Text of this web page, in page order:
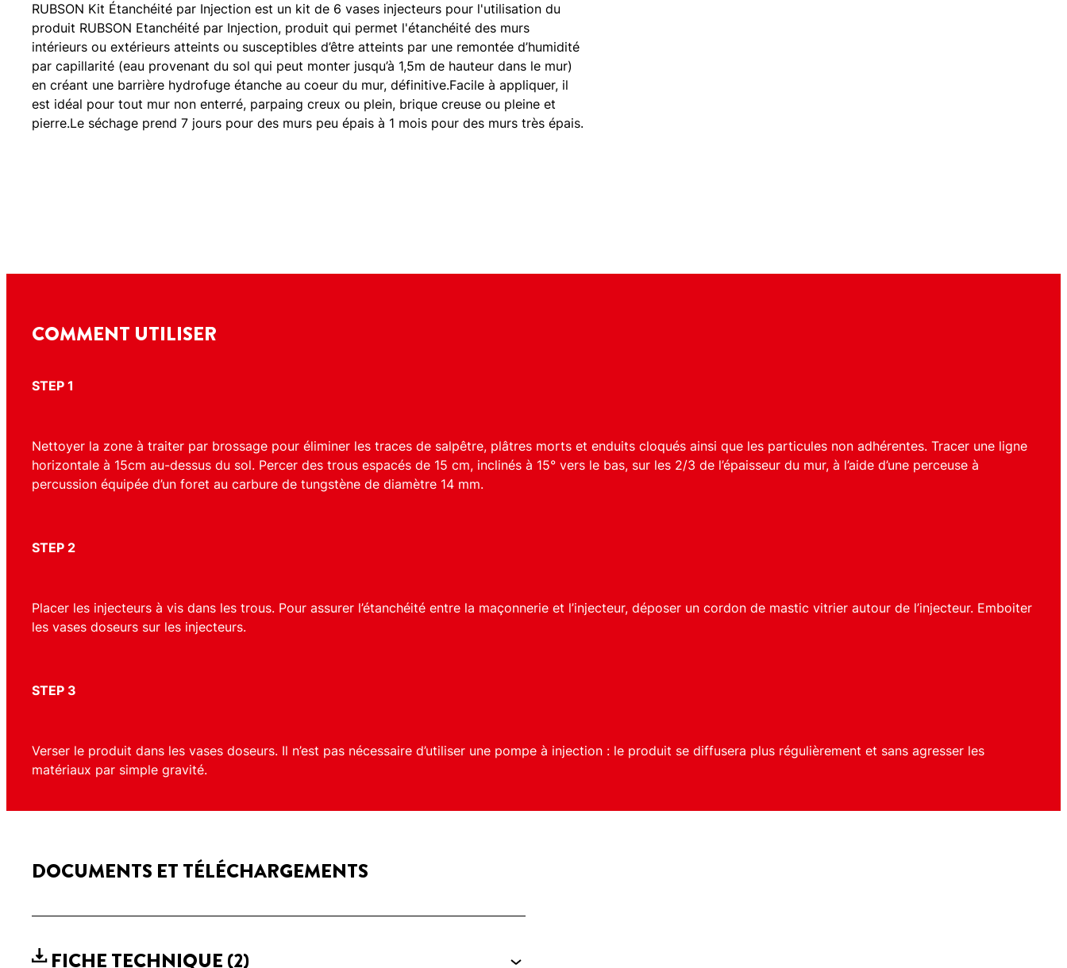
RUBSON Kit Étanchéité par Injection est un kit de 6 vases injecteurs pour l'utilisation du
produit RUBSON Etanchéité par Injection, produit qui permet l'étanchéité des murs
intérieurs ou extérieurs atteints ou susceptibles d’être atteints par une remontée d’humidité
par capillarité (eau provenant du sol qui peut monter jusqu’à 1,5m de hauteur dans le mur)
en créant une barrière hydrofuge étanche au coeur du mur, définitive.Facile à appliquer, il
est idéal pour tout mur non enterré, parpaing creux ou plein, brique creuse ou pleine et
pierre.Le séchage prend 7 jours pour des murs peu épais à 1 mois pour des murs très épais.
COMMENT UTILISER
STEP 1
Nettoyer la zone à traiter par brossage pour éliminer les traces de salpêtre, plâtres morts et enduits cloqués ainsi que les particules non adhérentes. Tracer une ligne
horizontale à 15cm au-dessus du sol. Percer des trous espacés de 15 cm, inclinés à 15° vers le bas, sur les 2/3 de l’épaisseur du mur, à l’aide d’une perceuse à
percussion équipée d’un foret au carbure de tungstène de diamètre 14 mm.
STEP 2
Placer les injecteurs à vis dans les trous. Pour assurer l’étanchéité entre la maçonnerie et l’injecteur, déposer un cordon de mastic vitrier autour de l’injecteur. Emboiter
les vases doseurs sur les injecteurs.
STEP 3
Verser le produit dans les vases doseurs. Il n’est pas nécessaire d’utiliser une pompe à injection : le produit se diffusera plus régulièrement et sans agresser les
matériaux par simple gravité.
DOCUMENTS ET TÉLÉCHARGEMENTS
FICHE TECHNIQUE (2)